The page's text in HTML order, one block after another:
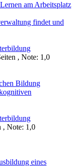
am Arbeitsplatz
findet und
, Note: 1,0
Bildung
, Note: 1,0
eines